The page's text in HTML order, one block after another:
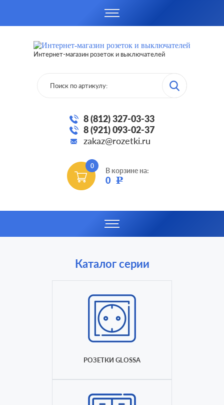
Интернет-магазин розеток и выключателей
8 (812) 327-03-33
8 (921) 093-02-37
zakaz@rozetki.ru
0
В корзине на:
0 Р
Каталог серии
РОЗЕТКИ GLOSSA